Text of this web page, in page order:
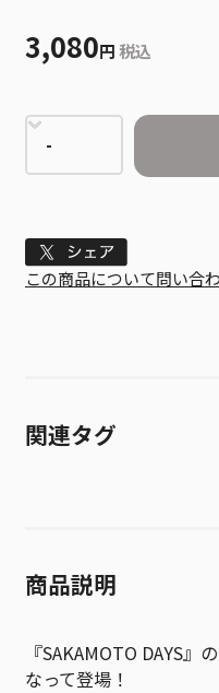
3,080円 税込
Tweet
この商品について問い合
関連タグ
商品説明
『SAKAMOTO DAYS
なって登場！